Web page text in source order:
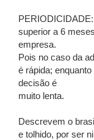
superior a 6
empresa.
Pois no caso da
é rápida;
decisão é
muito lenta.
Descrevem o
e tolhido, por ser